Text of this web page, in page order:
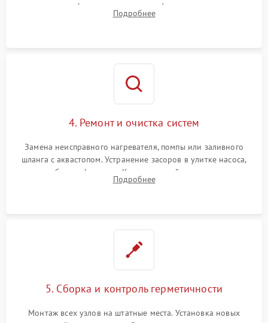
прессостата (датчика уровня воды), датчика мутности,
концевика дверцы и электронного модуля управления.
Подробнее
4. Ремонт и очистка систем
Замена неисправного нагревателя, помпы или заливного
шланга с аквастопом. Устранение засоров в улитке насоса,
патрубках и фильтрах. Компонентный ремонт платы
управления, восстановление поврежденной проводки.
Подробнее
5. Сборка и контроль герметичности
Монтаж всех узлов на штатные места. Установка новых